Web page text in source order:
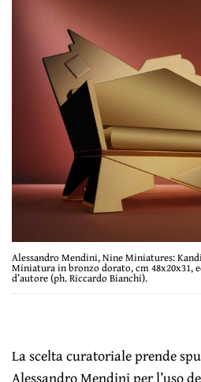
Alessandro Mendini, Nine Miniatures:
Miniatura in bronzo dorato, cm 48x20x31,
d’autore (ph. Riccardo Bianchi).
La scelta curatoriale prende
Alessandro Mendini per l’uso